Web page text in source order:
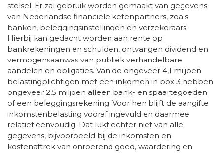
stelsel. Er zal gebruik worden gemaakt van gegevens
van Nederlandse financiële ketenpartners, zoals
banken, beleggingsinstellingen en verzekeraars.
Hierbij kan gedacht worden aan rente op
bankrekeningen en schulden, ontvangen dividend en
vermogensaanwas van publiek verhandelbare
aandelen en obligaties. Van de ongeveer 4,1 miljoen
belastingplichtigen met een inkomen in box 3 hebben
ongeveer 2,5 miljoen alleen bank- en spaartegoeden
of een beleggingsrekening. Voor hen blijft de aangifte
inkomstenbelasting vooraf ingevuld en daarmee
relatief eenvoudig. Dat lukt echter niet van alle
gegevens, bijvoorbeeld bij de inkomsten en
kostenaftrek van onroerend goed, waardering en